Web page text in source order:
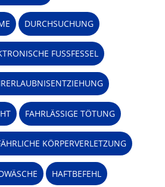
DURCHSUCHUNG
FUSSFESSEL
FAHRLÄSSIGE TÖTUNG
KÖRPERVERLETZUNG
HAFTBEFEHL